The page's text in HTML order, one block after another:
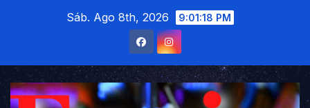
Sáb. Ago 8th, 2026 9:01:19 PM